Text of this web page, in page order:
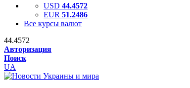
USD 44.4572
EUR 51.2486
Все курсы валют
44.4572
Авторизация
Поиск
UA